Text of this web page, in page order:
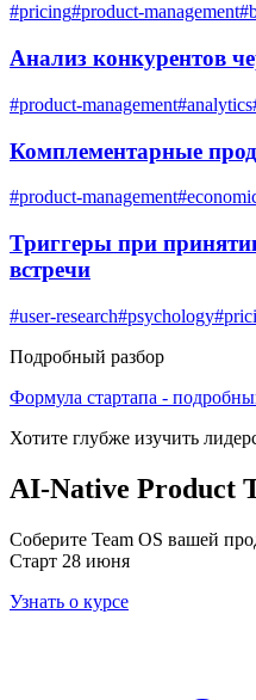
#pricing#product-management#
Анализ конкурентов
#product-management#analytics
Комплементарные
#product-management#
Триггеры при
встречи
#user-research#psychology#
Подробный разбор
Формула стартапа -
Хотите глубже изучить
AI-Native Product
Соберите Team OS вашей
Старт 28 июня
Узнать о курсе